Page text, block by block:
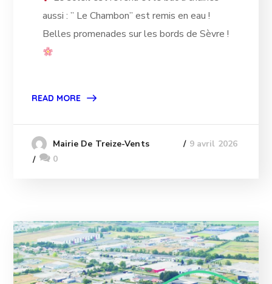
aussi : ” Le Chambon” est remis en eau !
Belles promenades sur les bords de Sèvre !
READ MORE
Mairie De Treize-Vents
9 avril 2026
0